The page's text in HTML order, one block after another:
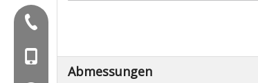
Abmessungen
Mob: +86-18858715170